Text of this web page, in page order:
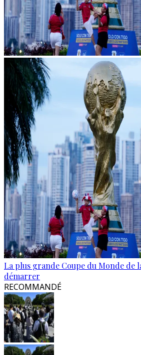
La plus grande Coupe du Monde de
démarrer
RECOMMANDÉ